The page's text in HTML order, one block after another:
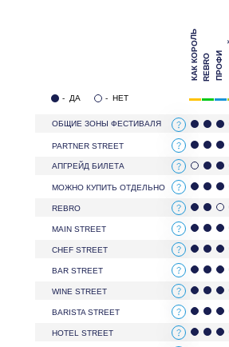
ПРОФИ
КАК КОРОЛЬ REBRO
ОБЩИЕ ЗОНЫ ФЕСТИВАЛЯ
PARTNER STREET
АПГРЕЙД БИЛЕТА
МОЖНО КУПИТЬ ОТДЕЛЬНО
REBRO
MAIN STREET
CHEF STREET
BAR STREET
WINE STREET
BARISTA STREET
HOTEL STREET
-
- НЕТ
ДА